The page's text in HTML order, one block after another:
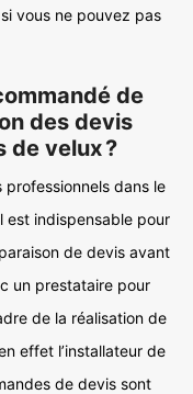
vous ne pouvez pas
de
des devis
de velux ?
dans le
est indispensable pour
de devis avant
un prestataire pour
de la réalisation de
effet l’installateur de
de devis sont